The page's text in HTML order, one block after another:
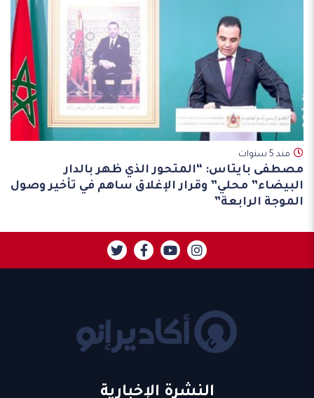
مند 5 سنوات
مصطفى بايتاس: “المتحور الذي ظهر بالدار
البيضاء” محلي” وقرار الإغلاق ساهم في تأخير وصول
الموجة الرابعة”
النشرة الإخبارية